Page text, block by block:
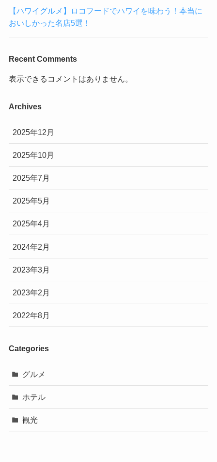
【ハワイグルメ】ロコフードでハワイを味わう！本当に
おいしかった名店5選！
Recent Comments
表示できるコメントはありません。
Archives
2025年12月
2025年10月
2025年7月
2025年5月
2025年4月
2024年2月
2023年3月
2023年2月
2022年8月
Categories
グルメ
ホテル
観光